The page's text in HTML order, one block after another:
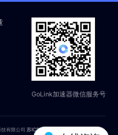
GoLink加速器微信服务号
有限公司苏ICP备18014251号-2